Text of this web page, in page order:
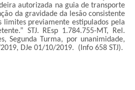
autorizada na guia de transporte
da gravidade da lesão consistente
limites previamente estipulados pela
STJ. REsp 1.784.755-MT, Rel.
Segunda Turma, por unanimidade,
DJe 01/10/2019. (Info 658 STJ).